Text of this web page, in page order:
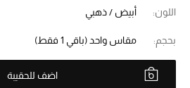
ما وصلنا حديثاً
الموسم الجديد
النساء
اللون: أبيض / ذهبي
بحجم: مقاس واحد (باقي 1 فقط)
اضف للحقيبة